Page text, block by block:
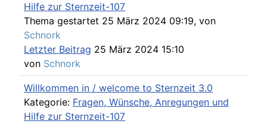
Hilfe zur Sternzeit-107
Thema gestartet 25 März 2024 09:19, von
Schnork
Letzter Beitrag 25 März 2024 15:10
von Schnork
Willkommen in / welcome to Sternzeit 3.0
Kategorie: Fragen, Wünsche, Anregungen und
Hilfe zur Sternzeit-107